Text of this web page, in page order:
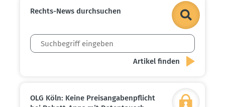
Rechts-News durch­suchen
OLG Köln: Keine Preis­an­ga­ben­pflicht